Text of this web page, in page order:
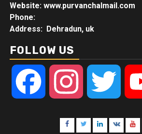
Website: www.purvanchalmail.com
Phone:
Address: Dehradun, uk
FOLLOW US
Facebook Instagram
Facebook
TwitterLinkedin
VK